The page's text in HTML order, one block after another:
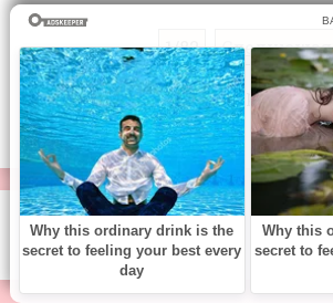
1/82 Следующая
Перейти на страницу:
© https://vse-knigi.org